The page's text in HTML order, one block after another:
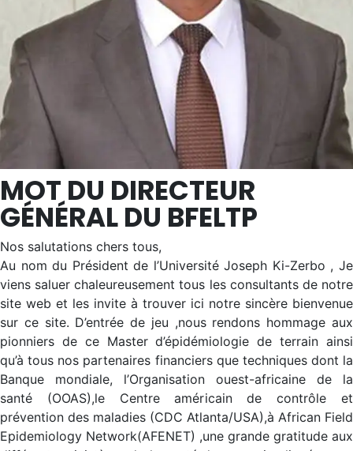
MOT DU DIRECTEUR
GÉNÉRAL DU BFELTP
Nos salutations chers tous,
Au nom du Président de l’Université Joseph Ki-Zerbo , Je
viens saluer chaleureusement tous les consultants de notre
site web et les invite à trouver ici notre sincère bienvenue
sur ce site. D’entrée de jeu ,nous rendons hommage aux
pionniers de ce Master d’épidémiologie de terrain ainsi
qu’à tous nos partenaires financiers que techniques dont la
Banque mondiale, l’Organisation ouest-africaine de la
santé (OOAS),le Centre américain de contrôle et
prévention des maladies (CDC Atlanta/USA),à African Field
Epidemiology Network(AFENET) ,une grande gratitude aux